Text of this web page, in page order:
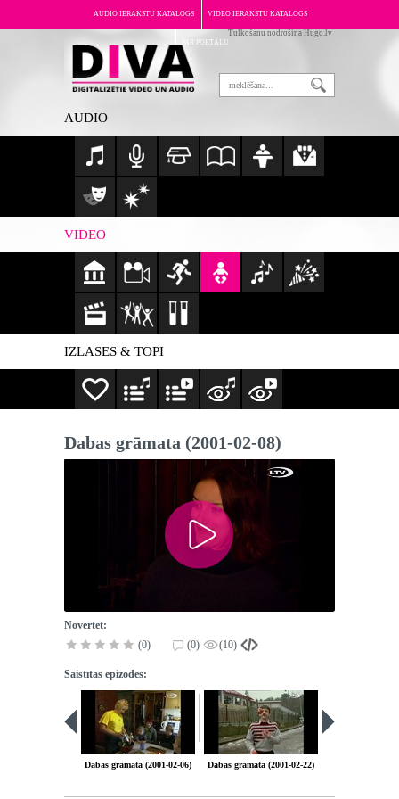
AUDIO IERAKSTU KATALOGS VIDEO IERAKSTU KATALOGS
PAR PORTĀLU
Tulkošanu nodrošina Hugo.lv
AUDIO
VIDEO
IZLASES & TOPI
Dabas grāmata (2001-02-08)
Novērtēt:
(0)
(0) (10)
Saistītās epizodes:
Dabas grāmata (2001-02-06) Dabas grāmata (2001-02-22)